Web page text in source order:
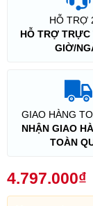
HỖ TRỢ
HỖ TRỢ TRỰC
GIỜ/
GIAO HÀNG
NHẬN GIAO
TOÀN
4.797.000₫